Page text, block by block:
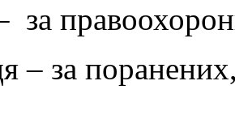
за
– за